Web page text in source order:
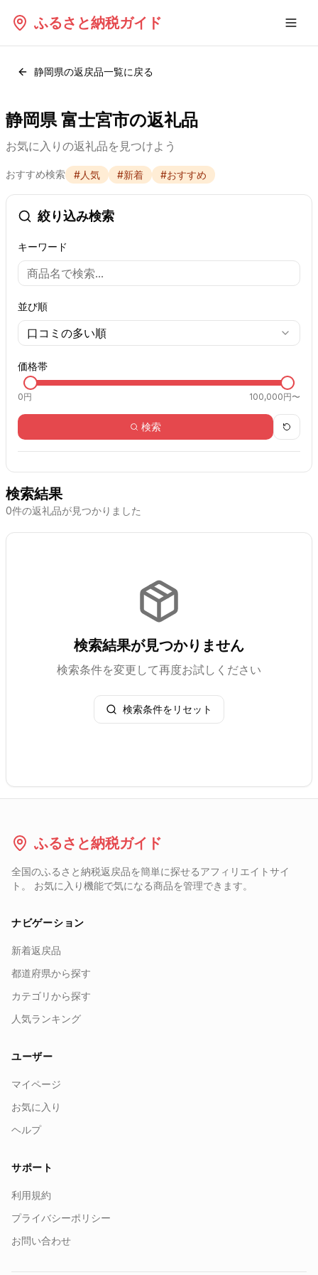
ふるさと納税ガイド
静岡県の返戻品一覧に戻る
静岡県 富士宮市の返礼品
お気に入りの返礼品を見つけよう
おすすめ検索 #人気 #新着 #おすすめ
絞り込み検索
キーワード
並び順
口コミの多い順
価格帯
0円 100,000円〜
検索
検索結果
0件の返礼品が見つかりました
検索結果が見つかりません
検索条件を変更して再度お試しください
検索条件をリセット
ふるさと納税ガイド
全国のふるさと納税返戻品を簡単に探せるアフィリエイトサイ
ト。 お気に入り機能で気になる商品を管理できます。
ナビゲーション
新着返戻品
都道府県から探す
カテゴリから探す
人気ランキング
ユーザー
マイページ
お気に入り
ヘルプ
サポート
利用規約
プライバシーポリシー
お問い合わせ